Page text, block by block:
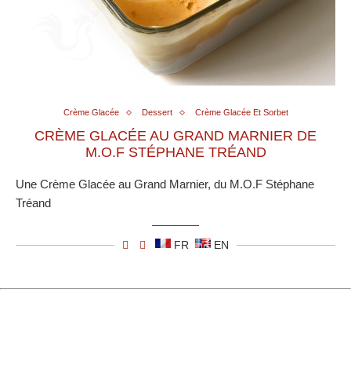
Crème Glacée Dessert Crème Glacée Et Sorbet
CRÈME GLACÉE AU GRAND MARNIER DE
M.O.F STÉPHANE TRÉAND
Une Crème Glacée au Grand Marnier, du M.O.F Stéphane
Tréand
FR EN